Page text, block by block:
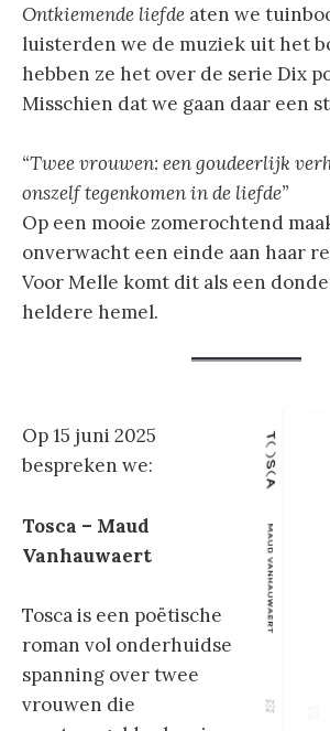
Ontkiemende liefde aten we
luisterden we de muziek uit het
hebben ze het over de serie Dix
Misschien dat we gaan daar een
“Twee vrouwen: een goudeerlijk
onszelf tegenkomen in de liefde”
Op een mooie zomerochtend
onverwacht een einde aan haar
Voor Melle komt dit als een
heldere hemel.
Op 15 juni 2025
bespreken we:
Tosca – Maud
Vanhauwaert
Tosca is een poëtische
roman vol onderhuidse
spanning over twee
vrouwen die